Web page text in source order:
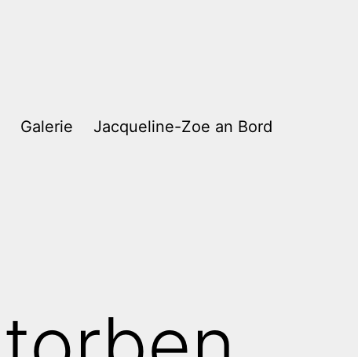
Galerie Jacqueline-Zoe an Bord